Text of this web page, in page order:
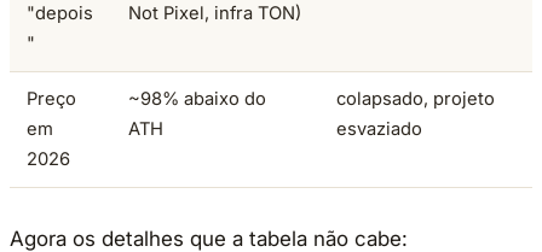
"depois
"
Not Pixel, infra TON)
Preço
em
2026
~98% abaixo do
ATH
colapsado, projeto
esvaziado
Agora os detalhes que a tabela não cabe: